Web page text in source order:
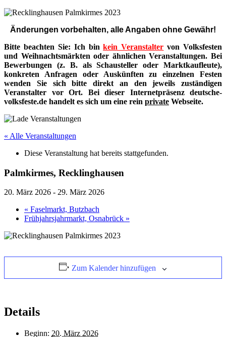
Änderungen vorbehalten, alle Angaben ohne Gewähr!
Bitte beachten Sie: Ich binkein Veranstalter von Volksfesten
und Weihnachtsmärkten oder ähnlichen Veranstaltungen. Bei
Bewerbungen (z. B. als Schausteller oder Marktkaufleute),
konkreten Anfragen oder Auskünften zu einzelnen Festen
wenden Sie sich bitte direkt an den jeweils zuständigen
Veranstalter vor Ort. Bei dieser Internetpräsenz deutsche-
volksfeste.de handelt es sich um eine rein private Webseite.
« Alle Veranstaltungen
Diese Veranstaltung hat bereits stattgefunden.
Palmkirmes, Recklinghausen
20. März 2026 - 29. März 2026
« Faselmarkt, Butzbach
Frühjahrsjahrmarkt, Osnabrück »
Zum Kalender hinzufügen
Details
Beginn: 20. März 2026